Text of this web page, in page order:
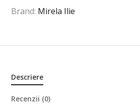
Brand: Mirela Ilie
Descriere
Recenzii (0)